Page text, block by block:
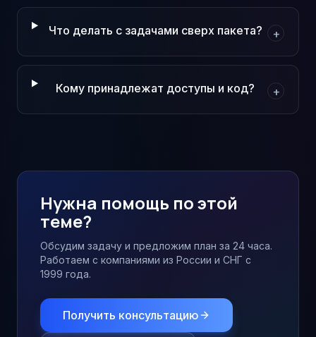
Что делать с задачами сверх пакета? +
Кому принадлежат доступы и код? +
Нужна помощь по этой
теме?
Обсудим задачу и предложим план за 24 часа.
Работаем с компаниями из России и СНГ с
1999 года.
Получить консультацию